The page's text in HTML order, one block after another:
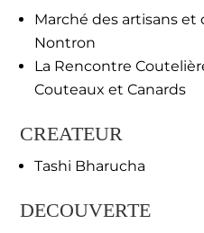
Marché des artisans et
Nontron
La Rencontre
Couteaux et Canards
CREATEUR
Tashi Bharucha
DECOUVERTE